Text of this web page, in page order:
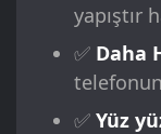
yapıştır
✅ Daha
✅ Yüz